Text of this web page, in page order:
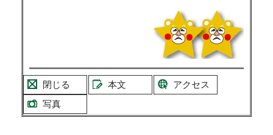
閉じる 本文
アクセス
写真